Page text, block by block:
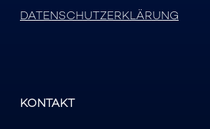
DATENSCHUTZERKLÄRUNG
KONTAKT